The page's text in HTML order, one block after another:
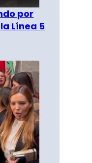
por
Línea 5